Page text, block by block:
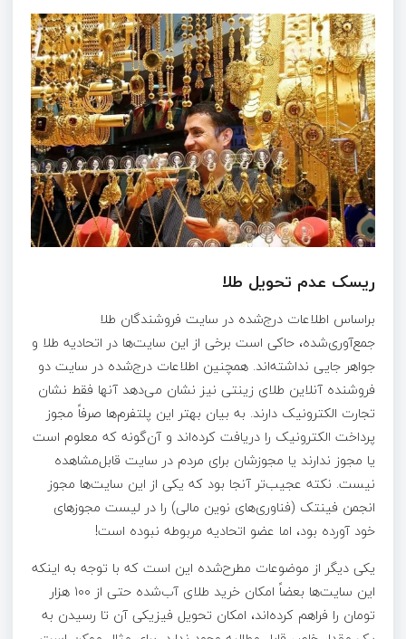
ریسک عدم تحویل طلا
براساس اطلاعات درج‌شده در سایت فروشندگان طلا
جمع‌آوری‌شده، حاکی است برخی از این سایت‌ها در اتحادیه طلا و
جواهر جایی نداشته‌اند. همچنین اطلاعات درج‌شده در سایت دو
فروشنده آنلاین طلای زینتی نیز نشان می‌دهد آنها فقط نشان
تجارت ‌الکترونیک دارند. به بیان بهتر این پلتفرم‌ها صرفاً مجوز
پرداخت الکترونیک را دریافت کرده‌اند و آن‌گونه که معلوم است
یا مجوز ندارند یا مجوزشان برای مردم در سایت قابل‌مشاهده
نیست. نکته عجیب‌‌تر آنجا بود که یکی از این سایت‌ها مجوز
انجمن فینتک (فناوری‌های نوین مالی) را در لیست مجوزهای
خود آورده بود، اما عضو اتحادیه مربوطه نبوده است!
یکی دیگر از موضوعات مطرح‌شده این است که با توجه به اینکه
این سایت‌ها بعضاً امکان خرید طلای آب‌شده حتی از ۱۰۰ هزار
تومان را فراهم کرده‌اند، امکان تحویل فیزیکی آن تا رسیدن به